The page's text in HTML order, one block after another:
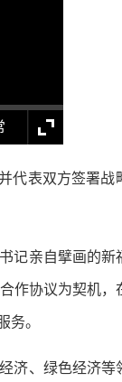
代表双方签署战
记亲自擘画的新
作协议为契机，
务。
济、绿色经济等